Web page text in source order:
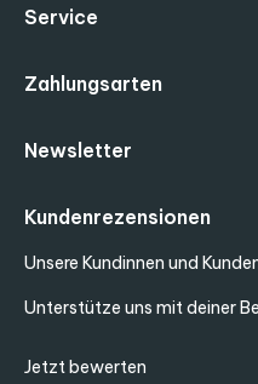
Service
Zahlungsarten
Kundenrezensionen
Unsere Kundinnen und
Unterstütze uns mit deiner
Jetzt bewerten
Newsletter